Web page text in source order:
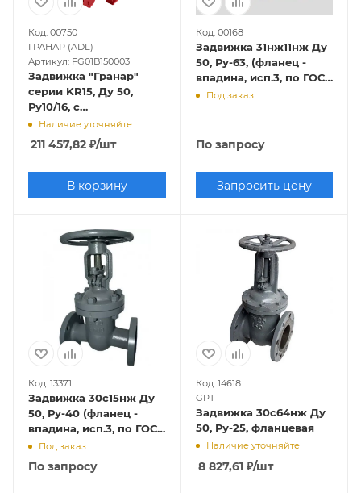
Код: 00750
ГРАНАР (ADL)
Артикул: FG01B150003
Задвижка "Гранар"
серии KR15, Ду 50,
Ру10/16, с
электроприводом SA,
обрезиненная, красная
Наличие уточняйте
211 457,82 ₽/шт
В корзину
Код: 00168
Задвижка 31нж11нж Ду
50, Ру-63, (фланец -
впадина, исп.3, по ГОСТ
33259-2015 исп. - "F")
Под заказ
По запросу
Запросить цену
Код: 13371
Задвижка 30с15нж Ду
50, Ру-40 (фланец -
впадина, исп.3, по ГОСТ
33259-2015 исп.- "F")
Под заказ
По запросу
Код: 14618
GPT
Задвижка 30с64нж Ду
50, Ру-25, фланцевая
Наличие уточняйте
8 827,61₽/шт